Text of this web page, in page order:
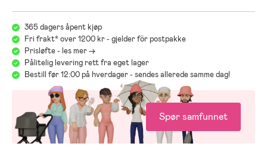
365 dagers åpent kjøp
Fri frakt* over 1200 kr - gjelder för postpakke
Prisløfte - les mer ->
Pålitelig levering rett fra eget lager
Bestill før 12:00 på hverdager - sendes allerede samme dag!
Spør samfunnet